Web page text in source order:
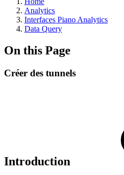
Analytics
Interfaces Piano Analytics
Data Query
On this Page
Créer des tunnels
Introduction